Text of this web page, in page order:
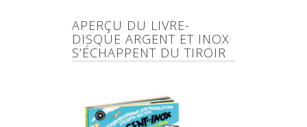
APERÇU DU LIVRE-
DISQUE ARGENT ET INOX
S’ÉCHAPPENT DU TIROIR